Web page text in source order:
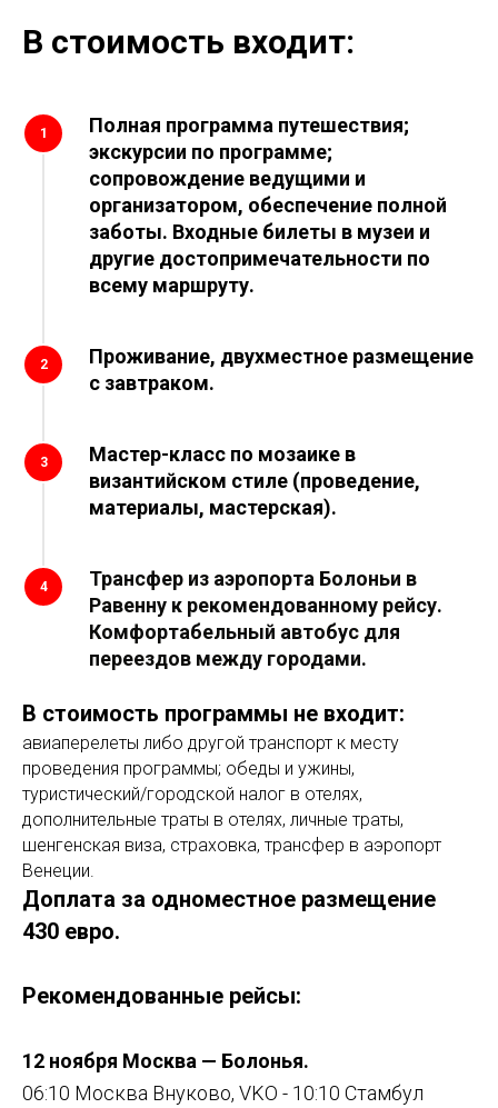
В стоимость входит:
1
Полная программа путешествия;
экскурсии по программе;
сопровождение ведущими и
организатором, обеспечение полной
заботы. Входные билеты в музеи и
другие достопримечательности по
всему маршруту.
2
Проживание, двухместное размещение
с завтраком.
3
Мастер-класс по мозаике в
византийском стиле (проведение,
материалы, мастерская).
4
Трансфер из аэропорта Болоньи в
Равенну к рекомендованному рейсу.
Комфортабельный автобус для
переездов между городами.
В стоимость программы не входит:
авиаперелеты либо другой транспорт к месту
проведения программы; обеды и ужины,
туристический/городской налог в отелях,
дополнительные траты в отелях, личные траты,
шенгенская виза, страховка, трансфер в аэропорт
Венеции.
Доплата за одноместное размещение
430 евро.
Рекомендованные рейсы:
12 ноября Москва — Болонья.
06:10 Москва Внуково, VKO - 10:10 Стамбул